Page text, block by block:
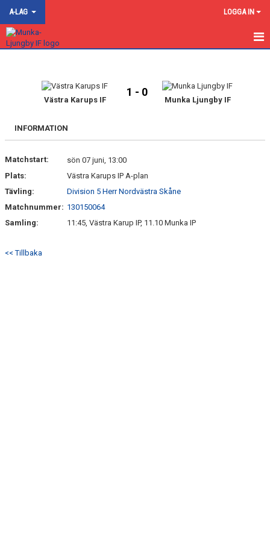
A-LAG LOGGA IN
HA DIVISION 5 NORRA SKÅNE
HR DIV.3 NORDVÄSTRA B
TRUPPEN
Västra Karups IF
1 - 0
Munka Ljungby IF
INFORMATION
Matchstart:
sön 07 juni, 13:00
Plats:
Västra Karups IP A-plan
Tävling:
Division 5 Herr Nordvästra Skåne
Matchnummer: 130150064
Samling:
11:45, Västra Karup IP, 11.10 Munka IP
<< Tillbaka